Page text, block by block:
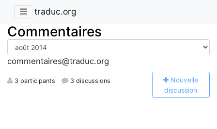
traduc.org
Commentaires
commentaires@traduc.org
3 participants 3 discussions Nouvelle
discussion